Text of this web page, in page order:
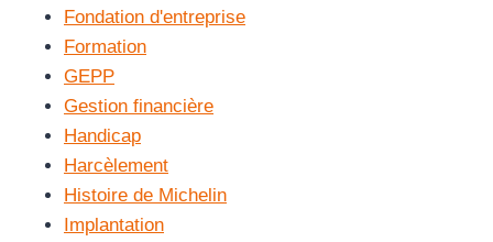
Fondation d'entreprise
Formation
GEPP
Gestion financière
Handicap
Harcèlement
Histoire de Michelin
Implantation